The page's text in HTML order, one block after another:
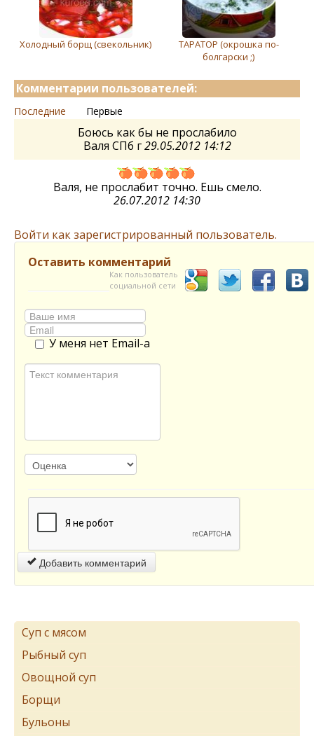
Холодный борщ (свeкольник)
ТАРАТОР (окрошка по-
болгарски ;)
Комментарии пользователей:
Последние Первые
Боюсь как бы не прослабило
Валя СПб г29.05.2012 14:12
Валя, не прослабит точно. Ешь смело.
26.07.2012 14:30
Войти как зарегистрированный пользователь.
Оставить комментарий
Как пользователь
социальной сети
У меня нет Email-а
Добавить комментарий
Суп с мясом
Рыбный суп
Овощной суп
Борщи
Бульоны